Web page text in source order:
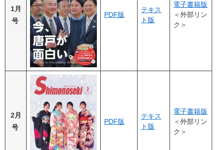
1月
号
PDF版
テキス
ト版
電子書籍版
＜外部リン
ク＞
2月
号
PDF版
テキス
ト版
電子書籍版
＜外部リン
ク＞